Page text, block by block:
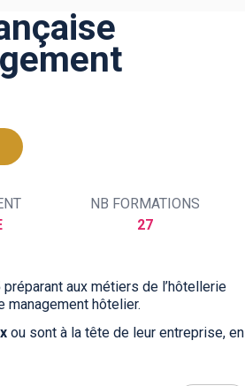
NB FORMATIONS
27
préparant aux métiers de l’hôtellerie
management hôtelier.
ou sont à la tête de leur entreprise, en